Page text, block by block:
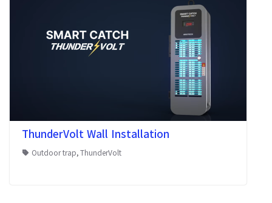
ThunderVolt Wall Installation
Outdoor trap,ThunderVolt